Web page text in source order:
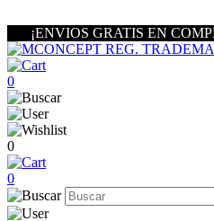
¡ENVIOS GRATIS EN
0
0
0